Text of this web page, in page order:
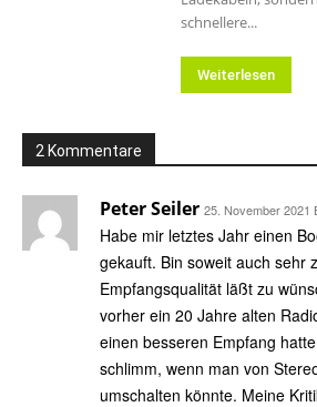
schnellere...
Weiterlesen
2 Kommentare
Peter Seiler 25. November 2021
Habe mir letztes Jahr einen
gekauft. Bin soweit auch sehr
Empfangsqualität läßt zu
vorher ein 20 Jahre alten
einen besseren Empfang
schlimm, wenn man von
umschalten könnte. Meine